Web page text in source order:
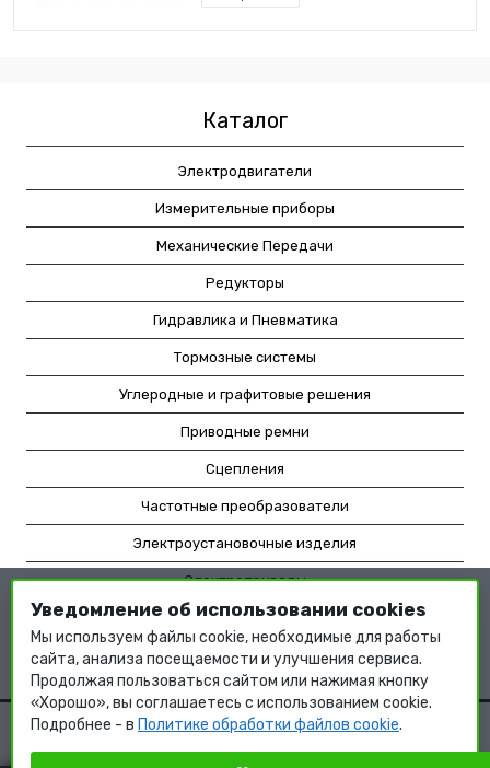
Каталог
Электродвигатели
Измерительные приборы
Механические Передачи
Редукторы
Гидравлика и Пневматика
Тормозные системы
Углеродные и графитовые решения
Приводные ремни
Сцепления
Частотные преобразователи
Электроустановочные изделия
Электроприводы
Насосное оборудование
Мотор-редукторы
Уведомление об использовании cookies
Мы используем файлы cookie, необходимые для работы
сайта, анализа посещаемости и улучшения сервиса.
Продолжая пользоваться сайтом или нажимая кнопку
«Хорошо», вы соглашаетесь с использованием cookie.
Подробнее - в Политике обработки файлов cookie.